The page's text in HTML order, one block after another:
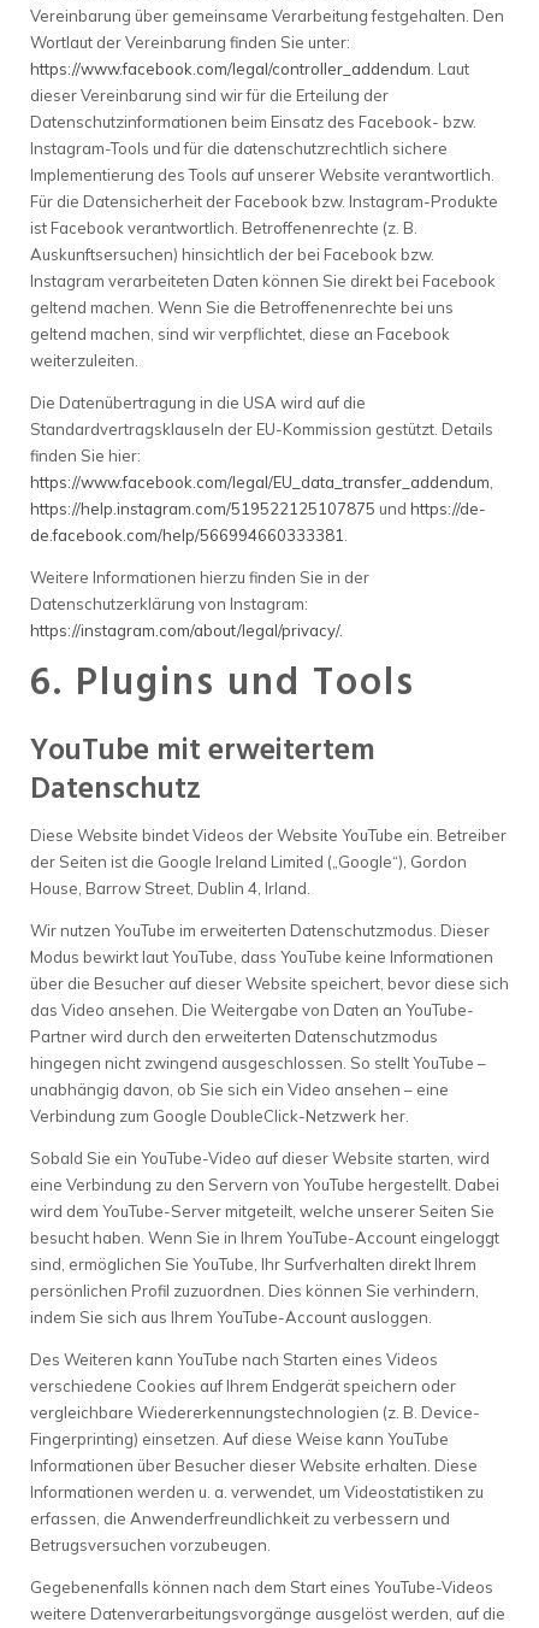
Vereinbarung über gemeinsame Verarbeitung festgehalten. Den
Wortlaut der Vereinbarung finden Sie unter:
https://www.facebook.com/legal/controller_addendum . Laut
dieser Vereinbarung sind wir für die Erteilung der
Datenschutzinformationen beim Einsatz des Facebook- bzw.
Instagram-Tools und für die datenschutzrechtlich sichere
Implementierung des Tools auf unserer Website verantwortlich.
Für die Datensicherheit der Facebook bzw. Instagram-Produkte
ist Facebook verantwortlich. Betroffenenrechte (z. B.
Auskunftsersuchen) hinsichtlich der bei Facebook bzw.
Instagram verarbeiteten Daten können Sie direkt bei Facebook
geltend machen. Wenn Sie die Betroffenenrechte bei uns
geltend machen, sind wir verpflichtet, diese an Facebook
weiterzuleiten.
Die Datenübertragung in die USA wird auf die
Standardvertragsklauseln der EU-Kommission gestützt. Details
finden Sie hier:
https://www.facebook.com/legal/EU_data_transfer_addendum
https://help.instagram.com/519522125107875 und https://de-
de.facebook.com/help/566994660333381
Weitere Informationen hierzu finden Sie in der
Datenschutzerklärung von Instagram:
https://instagram.com/about/legal/privacy/.
6. Plugins und Tools
YouTube mit erweitertem
Datenschutz
Diese Website bindet Videos der Website YouTube ein. Betreiber
der Seiten ist die Google Ireland Limited („Google“), Gordon
House, Barrow Street, Dublin 4, Irland.
Wir nutzen YouTube im erweiterten Datenschutzmodus. Dieser
Modus bewirkt laut YouTube, dass YouTube keine Informationen
über die Besucher auf dieser Website speichert, bevor diese sich
das Video ansehen. Die Weitergabe von Daten an YouTube-
Partner wird durch den erweiterten Datenschutzmodus
hingegen nicht zwingend ausgeschlossen. So stellt YouTube –
unabhängig davon, ob Sie sich ein Video ansehen – eine
Verbindung zum Google DoubleClick-Netzwerk her.
Sobald Sie ein YouTube-Video auf dieser Website starten, wird
eine Verbindung zu den Servern von YouTube hergestellt. Dabei
wird dem YouTube-Server mitgeteilt, welche unserer Seiten Sie
besucht haben. Wenn Sie in Ihrem YouTube-Account eingeloggt
sind, ermöglichen Sie YouTube, Ihr Surfverhalten direkt Ihrem
persönlichen Profil zuzuordnen. Dies können Sie verhindern,
indem Sie sich aus Ihrem YouTube-Account ausloggen.
Des Weiteren kann YouTube nach Starten eines Videos
verschiedene Cookies auf Ihrem Endgerät speichern oder
vergleichbare Wiedererkennungstechnologien (z. B. Device-
Fingerprinting) einsetzen. Auf diese Weise kann YouTube
Informationen über Besucher dieser Website erhalten. Diese
Informationen werden u. a. verwendet, um Videostatistiken zu
erfassen, die Anwenderfreundlichkeit zu verbessern und
Betrugsversuchen vorzubeugen.
Gegebenenfalls können nach dem Start eines YouTube-Videos
weitere Datenverarbeitungsvorgänge ausgelöst werden, auf die